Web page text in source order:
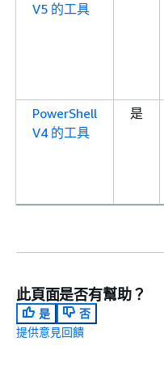
V5 的工具
PowerShell
V4 的工具
是
此頁面是否有幫助？
是
否
提供意見回饋